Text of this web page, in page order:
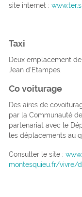
site internet :
Taxi
Deux emplacement
Jean d’Etampes.
Co voiturage
Des aires de
par la Communauté
partenariat avec le
les déplacements au
Consulter le site :
montesquieu.fr/vivre/